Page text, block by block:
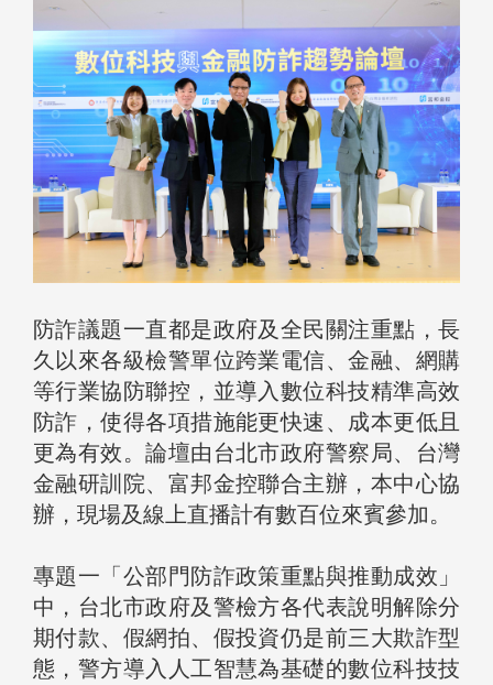
防詐議題一直都是政府及全民關注重點，長
久以來各級檢警單位跨業電信、金融、網購
等行業協防聯控，並導入數位科技精準高效
防詐，使得各項措施能更快速、成本更低且
更為有效。論壇由台北市政府警察局、台灣
金融研訓院、富邦金控聯合主辦，本中心協
辦，現場及線上直播計有數百位來賓參加。
專題一「公部門防詐政策重點與推動成效」
中，台北市政府及警檢方各代表說明解除分
期付款、假網拍、假投資仍是前三大欺詐型
態，警方導入人工智慧為基礎的數位科技技